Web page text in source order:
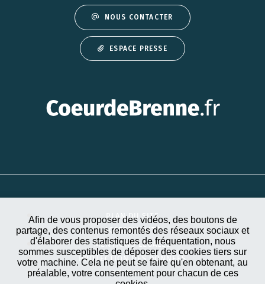
Afin de vous proposer des vidéos, des boutons de
partage, des contenus remontés des réseaux sociaux et
d'élaborer des statistiques de fréquentation, nous
sommes susceptibles de déposer des cookies tiers sur
votre machine. Cela ne peut se faire qu'en obtenant, au
préalable, votre consentement pour chacun de ces
NOUS CONTACTER
ESPACE PRESSE
PLAN DU SITE
ACCESSIBILITÉ
MENTIONS LÉGALES
PROTECTION DES DONNÉES
EXTRANET